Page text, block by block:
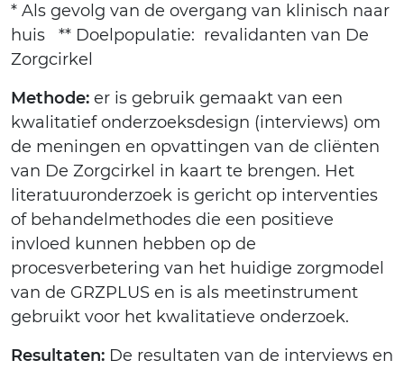
* Als gevolg van de overgang van klinisch naar
huis ** Doelpopulatie: revalidanten van De
Zorgcirkel
Methode: er is gebruik gemaakt van een
kwalitatief onderzoeksdesign (interviews) om
de meningen en opvattingen van de cliënten
van De Zorgcirkel in kaart te brengen. Het
literatuuronderzoek is gericht op interventies
of behandelmethodes die een positieve
invloed kunnen hebben op de
procesverbetering van het huidige zorgmodel
van de GRZPLUS en is als meetinstrument
gebruikt voor het kwalitatieve onderzoek.
Resultaten: De resultaten van de interviews en